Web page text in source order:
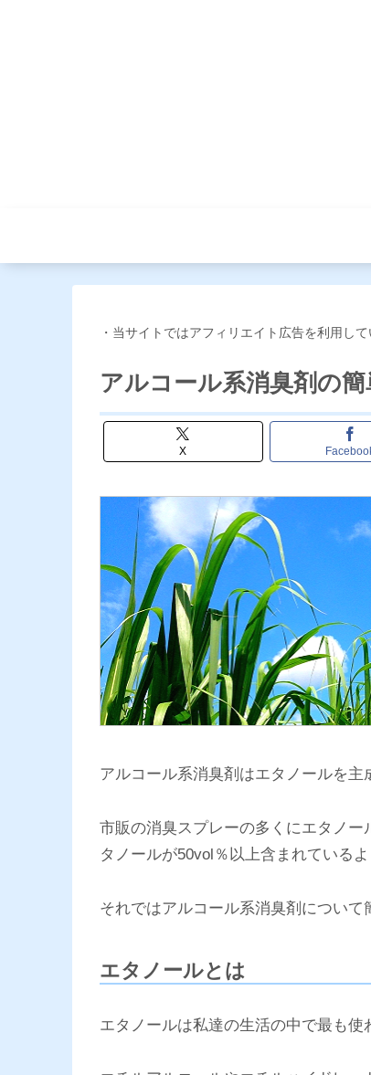
・当サイトではアフィリエイト広告を利用して
アルコール系消臭剤の
X
アルコール系消臭剤はエタノールを主
市販の消臭スプレーの多くにエタノ
タノールが50vol％以上含まれている
それではアルコール系消臭剤について
エタノールとは
エタノールは私達の生活の中で最も使